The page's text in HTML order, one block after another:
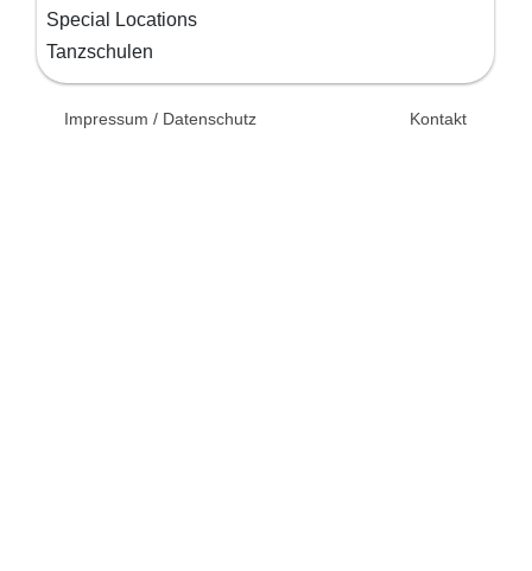
Special Locations
Tanzschulen
Impressum / Datenschutz Kontakt
© 2026 Unsertag.de - Ihr